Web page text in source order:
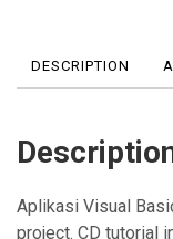
DESCRIPTION
Aplikasi Visual
project. CD tutorial